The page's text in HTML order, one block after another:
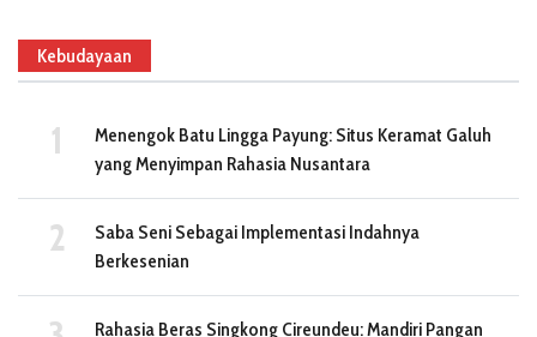
Kebudayaan
Menengok Batu Lingga Payung: Situs Keramat Galuh
yang Menyimpan Rahasia Nusantara
Saba Seni Sebagai Implementasi Indahnya
Berkesenian
Rahasia Beras Singkong Cireundeu: Mandiri Pangan